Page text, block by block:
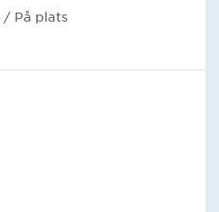
/ På plats